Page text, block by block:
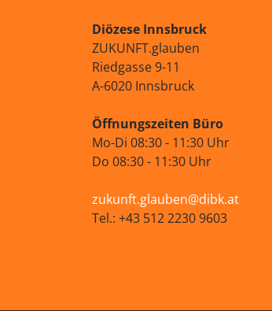
Diözese Innsbruck
ZUKUNFT.glauben
Riedgasse 9-11
A-6020 Innsbruck
Öffnungszeiten Büro
Mo-Di 08:30 - 11:30 Uhr
Do 08:30 - 11:30 Uhr
zukunft.glauben@dibk.at
Tel.: +43 512 2230 9603